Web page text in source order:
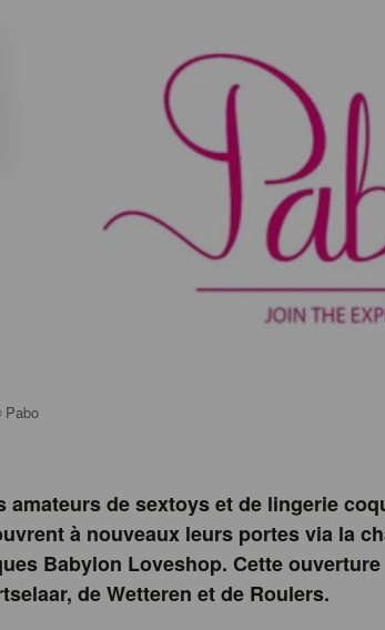
Pabo
amateurs de sextoys et de lingerie
à nouveaux leurs portes via la
Babylon Loveshop. Cette ouverture
de Wetteren et de Roulers.